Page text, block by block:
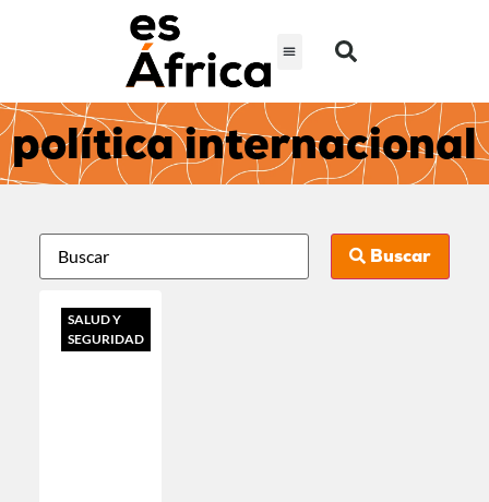
política internacional
Buscar
SALUD Y
SEGURIDAD